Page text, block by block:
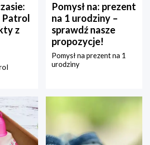
z
Pomysł na: prezent
na 1 urodziny –
sprawdź nasze
propozycje!
Pomysł na prezent na 1
urodziny